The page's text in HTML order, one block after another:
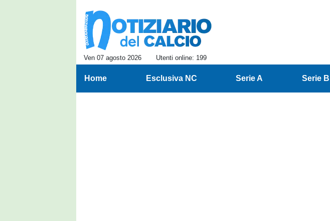
Ven 07 agosto 2026 Utenti online: 199
Home Esclusiva NC Serie A Serie B